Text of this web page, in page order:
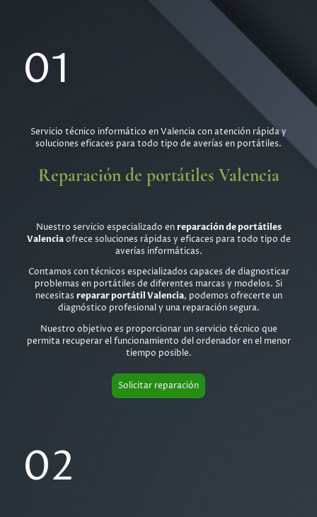
01
Servicio técnico informático en Valencia con atención rápida y
soluciones eficaces para todo tipo de averías en portátiles.
Reparación de portátiles Valencia
Nuestro servicio especializado enreparación de portátiles
Valenciaofrece soluciones rápidas y eficaces para todo tipo de
averías informáticas.
Contamos con técnicos especializados capaces de diagnosticar
problemas en portátiles de diferentes marcas y modelos. Si
necesitas reparar portátil Valencia, podemos ofrecerte un
diagnóstico profesional y una reparación segura.
Nuestro objetivo es proporcionar un servicio técnico que
permita recuperar el funcionamiento del ordenador en el menor
tiempo posible.
Solicitar reparación
02